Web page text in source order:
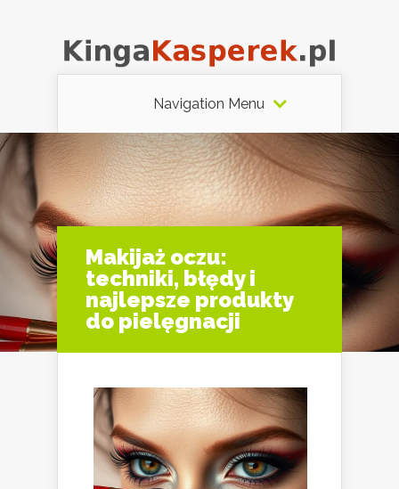
Navigation Menu
Makijaż oczu:
techniki, błędy i
najlepsze produkty
do pielęgnacji